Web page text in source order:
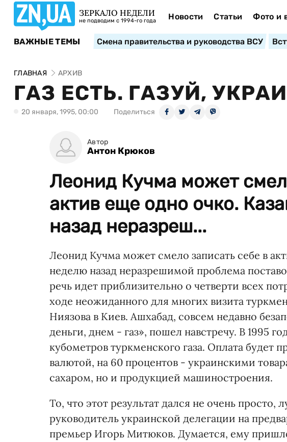
ЗЕРКАЛО НЕДЕЛИ
не подводим с 1994-го года Новости Статьи Фото и
ВАЖНЫЕ ТЕМЫ Смена правительства и руководства ВСУ
ГЛАВНАЯ АРХИВ
ГАЗ ЕСТЬ. ГАЗУЙ,
20 января, 1995, 00:00 Поделиться
Автор
Антон Крюков
Леонид Кучма может
актив еще одно очко.
назад неразреш...
Леонид Кучма может смело записать себе в
неделю назад неразрешимой проблема
речь идет приблизительно о четверти всех
ходе неожиданного для многих визита
Ниязова в Киев. Ашхабад, совсем недавно
деньги, днем - газ», пошел навстречу. В 1995
кубометров туркменского газа. Оплата будет
валютой, на 60 процентов - украинскими
сахаром, но и продукцией машиностроения.
То, что этот результат дался не очень просто,
руководитель украинской делегации на
премьер Игорь Митюков. Думается, ему